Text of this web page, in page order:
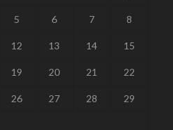
5 6 7 8
12 13 14 15
19 20 21 22
26 27 28 29